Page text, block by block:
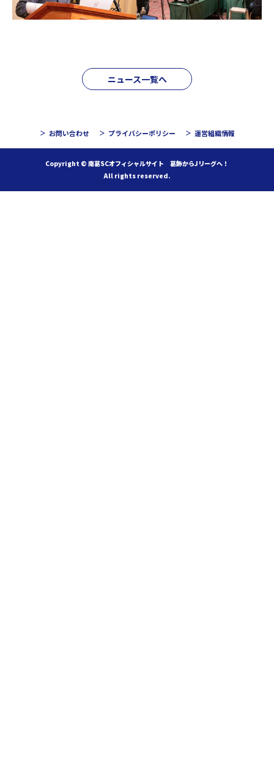
ニュース一覧へ
お問い合わせ プライバシーポリシー 運営組織情報
Copyright © 南葛SCオフィシャルサイト 葛飾からJリーグへ！
All rights reserved.